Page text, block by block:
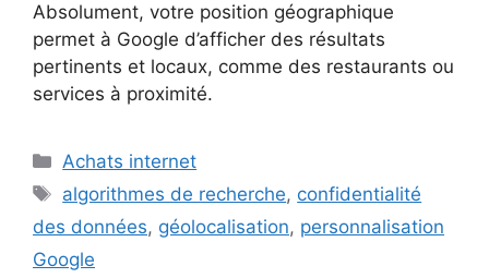
Absolument, votre position géographique
permet à Google d’afficher des résultats
pertinents et locaux, comme des restaurants ou
services à proximité.
Catégories
Achats internet
Étiquettes
algorithmes de recherche, confidentialité
des données, géolocalisation, personnalisation
Google